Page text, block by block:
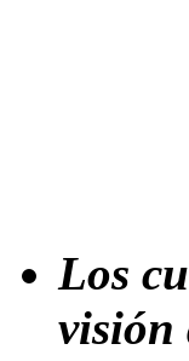
Los
visión